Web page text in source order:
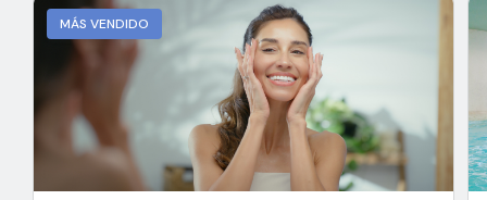
MÁS VENDIDO